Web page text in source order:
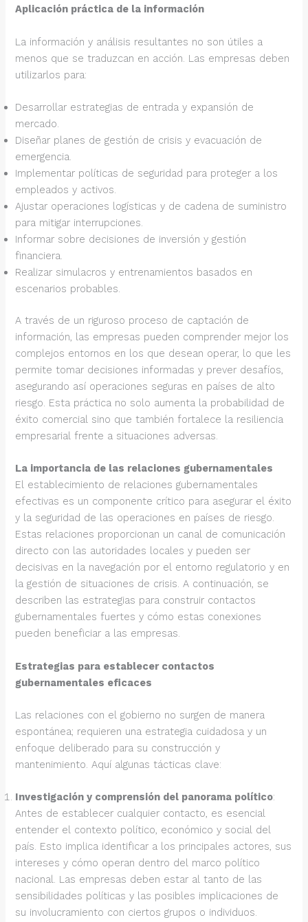
Aplicación práctica de la información
La información y análisis resultantes no son útiles a
menos que se traduzcan en acción. Las empresas deben
utilizarlos para:
Desarrollar estrategias de entrada y expansión de
mercado.
Diseñar planes de gestión de crisis y evacuación de
emergencia.
Implementar políticas de seguridad para proteger a los
empleados y activos.
Ajustar operaciones logísticas y de cadena de suministro
para mitigar interrupciones.
Informar sobre decisiones de inversión y gestión
financiera.
Realizar simulacros y entrenamientos basados en
escenarios probables.
A través de un riguroso proceso de captación de
información, las empresas pueden comprender mejor los
complejos entornos en los que desean operar, lo que les
permite tomar decisiones informadas y prever desafíos,
asegurando así operaciones seguras en países de alto
riesgo. Esta práctica no solo aumenta la probabilidad de
éxito comercial sino que también fortalece la resiliencia
empresarial frente a situaciones adversas.
La importancia de las relaciones gubernamentales
El establecimiento de relaciones gubernamentales
efectivas es un componente crítico para asegurar el éxito
y la seguridad de las operaciones en países de riesgo.
Estas relaciones proporcionan un canal de comunicación
directo con las autoridades locales y pueden ser
decisivas en la navegación por el entorno regulatorio y en
la gestión de situaciones de crisis. A continuación, se
describen las estrategias para construir contactos
gubernamentales fuertes y cómo estas conexiones
pueden beneficiar a las empresas.
Estrategias para establecer contactos
gubernamentales eficaces
Las relaciones con el gobierno no surgen de manera
espontánea; requieren una estrategia cuidadosa y un
enfoque deliberado para su construcción y
mantenimiento. Aquí algunas tácticas clave:
Investigación y comprensión del panorama político:
Antes de establecer cualquier contacto, es esencial
entender el contexto político, económico y social del
país. Esto implica identificar a los principales actores, sus
intereses y cómo operan dentro del marco político
nacional. Las empresas deben estar al tanto de las
sensibilidades políticas y las posibles implicaciones de
su involucramiento con ciertos grupos o individuos.